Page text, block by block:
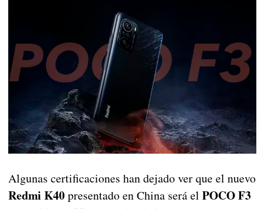
Algunas certificaciones han dejado ver que el nuevo
Redmi K40presentado en China será el POCO F3